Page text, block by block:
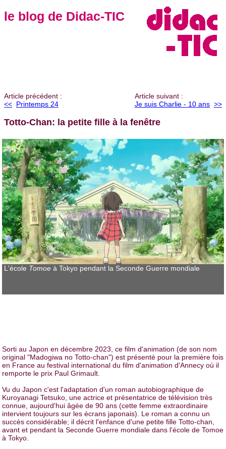
le blog de Didac-TIC
Article précédent :
<< Printemps 24
Article suivant :
Je suis Charlie - 10 ans >>
Totto-Chan: la petite fille à la fenêtre
L'école Tomoe à Tokyo pendant la Seconde Guerre mondiale
Sorti au Japon en décembre 2023, ce film d'animation (de son nom
original "Madogiwa no Totto-chan") est présenté pour la première fois
en France au festival international du film d'animation d'Annecy où il
remporte le prix Paul Grimault.
Vu du Japon c'est l'adaptation d'un roman autobiographique de
Kuroyanagi Tetsuko, une actrice et présentatrice de télévision très
connue, aujourd'hui âgée de 90 ans (cette femme extraordinaire
intervient toujours sur les écrans japonais). Le roman a connu un
succès considérable; il décrit l'enfance d'une petite fille Totto-chan,
avant et pendant la Seconde Guerre mondiale dans l'école de Tomoe
à Tokyo.